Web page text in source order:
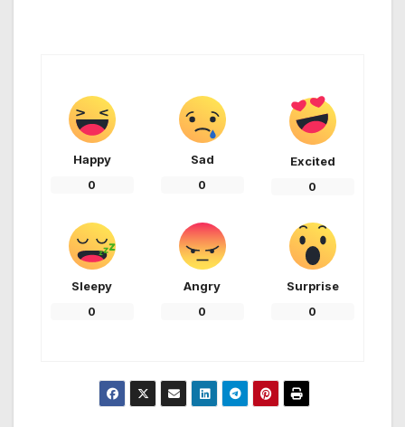
Happy
0
Sad
0
Excited
0
Sleepy
0
Angry
0
Surprise
0